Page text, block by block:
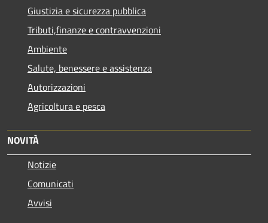
Giustizia e sicurezza pubblica
Tributi,finanze e contravvenzioni
Ambiente
Salute, benessere e assistenza
Autorizzazioni
Agricoltura e pesca
NOVITÀ
Notizie
Comunicati
Avvisi